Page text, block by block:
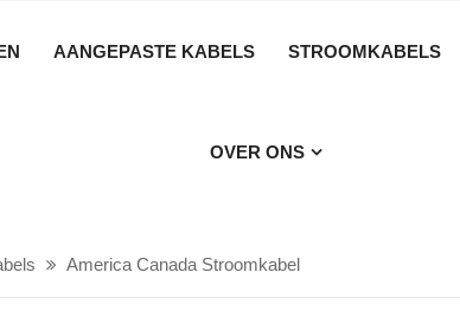
AANGEPASTE KABELS STROOMKABELS
OVER ONS
America Canada Stroomkabel